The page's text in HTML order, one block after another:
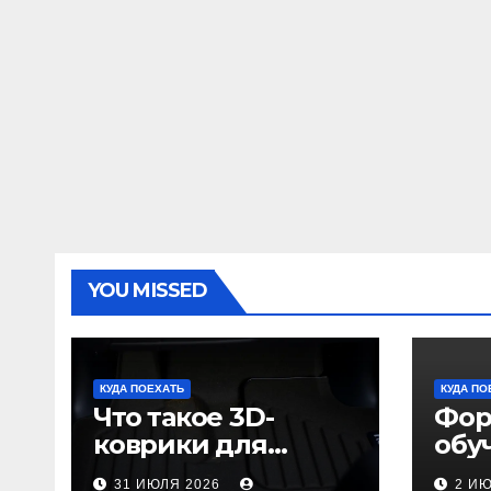
YOU MISSED
КУДА ПОЕХАТЬ
Что такое 3D-
коврики для
автомобиля и
31 ИЮЛЯ 2026
КУДА
2